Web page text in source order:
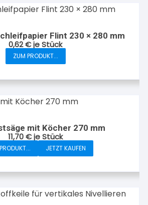
Flint 230 × 280 mm
0,62€je Stück
ZUM PRODUKT...
Dieses
weist
mehrere
Die
Optionen
können
auf
Produktseite
mit Köcher 270 mm
11,70€je Stück
JETZT KAUFEN